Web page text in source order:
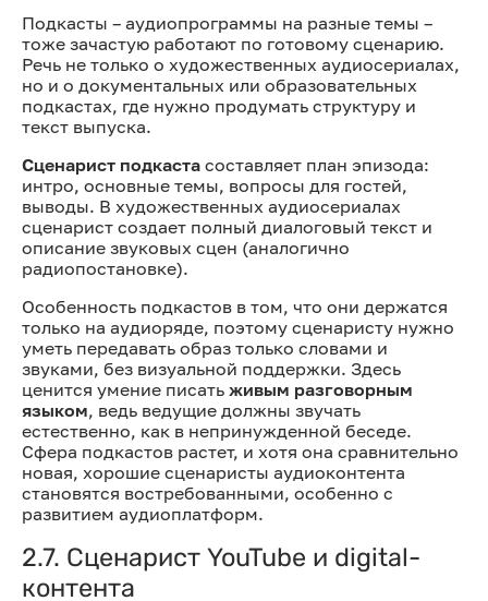
Подкасты – аудиопрограммы на разные темы –
тоже зачастую работают по готовому сценарию.
Речь не только о художественных аудиосериалах,
но и о документальных или образовательных
подкастах, где нужно продумать структуру и
текст выпуска.
Сценарист подкаста составляет план эпизода:
интро, основные темы, вопросы для гостей,
выводы. В художественных аудиосериалах
сценарист создает полный диалоговый текст и
описание звуковых сцен (аналогично
радиопостановке).
Особенность подкастов в том, что они держатся
только на аудиоряде, поэтому сценаристу нужно
уметь передавать образ только словами и
звуками, без визуальной поддержки. Здесь
ценится умение писать живым разговорным
языком, ведь ведущие должны звучать
естественно, как в непринужденной беседе.
Сфера подкастов растет, и хотя она сравнительно
новая, хорошие сценаристы аудиоконтента
становятся востребованными, особенно с
развитием аудиоплатформ.
2.7. Сценарист YouTube и digital-
контента